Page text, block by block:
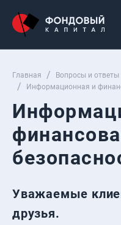
Главная
Вопросы и ответы
Информационная и
Уважаемые
друзья.